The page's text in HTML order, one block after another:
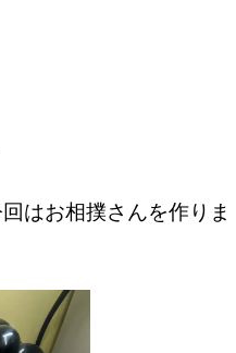
はお相撲さんを作りま